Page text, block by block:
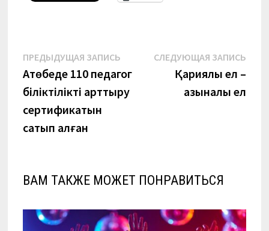
Навигация
по
записям
ПРЕДЫДУЩАЯ ЗАПИСЬПредыдущая
запись:
Ақтөбеде 110 педагог
біліктілікті арттыру
сертификатын
сатып алған
СЛЕДУЮЩАЯ ЗАПИСЬ
Қариялы ел –
қазыналы ел
ВАМ ТАКЖЕ МОЖЕТ ПОНРАВИТЬСЯ